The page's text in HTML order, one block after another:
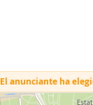
El anunciante ha